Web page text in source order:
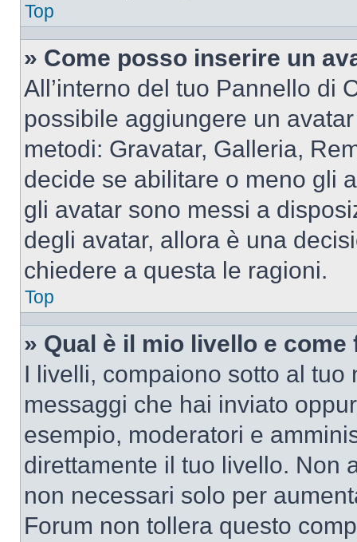
Top
» Come posso inserire un
All’interno del tuo Pannello di
possibile aggiungere un
metodi: Gravatar, Galleria,
decide se abilitare o meno gli
gli avatar sono messi a
degli avatar, allora è una
chiedere a questa le ragioni.
Top
» Qual è il mio livello e
I livelli, compaiono sotto al
messaggi che hai inviato
esempio, moderatori e
direttamente il tuo livello. Non
non necessari solo per
Forum non tollera questo